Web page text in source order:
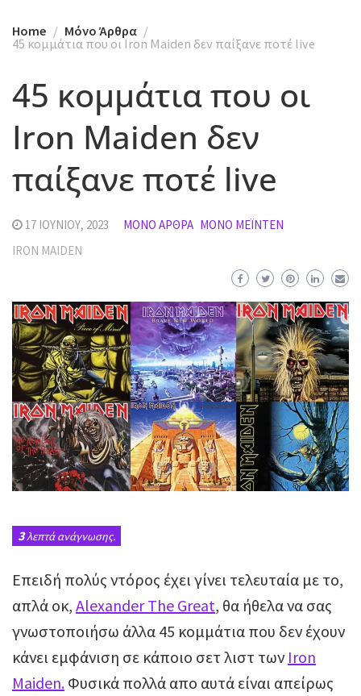
Home
Mόνο Άρθρα
45 κομμάτια που οι Iron Maiden δεν παίξανε ποτέ live
45 κομμάτια που οι
Iron Maiden δεν
παίξανε ποτέ live
17 ΙΟΥΝΊΟΥ, 2023 MΌΝΟ ΆΡΘΡΑ MΌΝΟ ΜΈΙΝΤΕΝ
IRON MAIDEN
3λεπτά ανάγνωσης.
Επειδή πολύς ντόρος έχει γίνει τελευταία με το,
απλά οκ, Alexander The Great, θα ήθελα να σας
γνωστοποιήσω άλλα 45 κομμάτια που δεν έχουν
κάνει εμφάνιση σε κάποιο σετ λιστ των Iron
Maiden. Φυσικά πολλά απο αυτά είναι απείρως